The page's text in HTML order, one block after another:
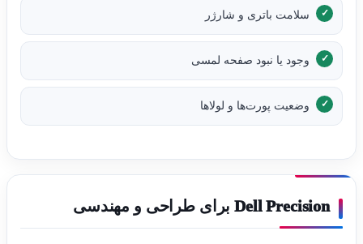
سلامت باتری و شارژر
وجود یا نبود صفحه لمسی
وضعیت پورت‌ها و لولاها
Dell Precision برای طراحی و مهندسی